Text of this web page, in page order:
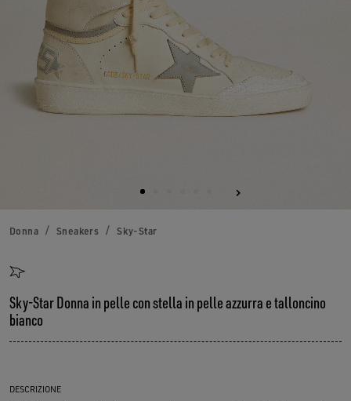
Donna Sneakers Sky-Star
Sky-Star Donna in pelle con stella in pelle azzurra e talloncino
bianco
DESCRIZIONE